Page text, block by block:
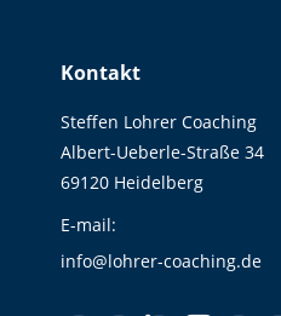
Kontakt
Steffen Lohrer Coaching
Albert-Ueberle-Straße 34
69120 Heidelberg
E-mail:
info@lohrer-coaching.de